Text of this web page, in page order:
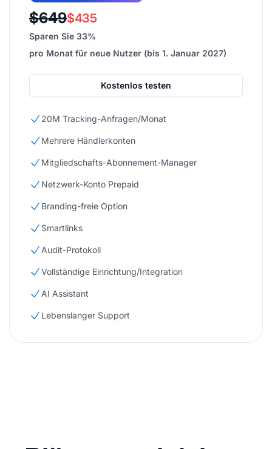
$649$435
Sparen Sie 33%
pro Monat für neue Nutzer (bis 1. Januar 2027)
Kostenlos testen
20M Tracking-Anfragen/Monat
Mehrere Händlerkonten
Mitgliedschafts-Abonnement-Manager
Netzwerk-Konto Prepaid
Branding-freie Option
Smartlinks
Audit-Protokoll
Vollständige Einrichtung/Integration
AI Assistant
Lebenslanger Support